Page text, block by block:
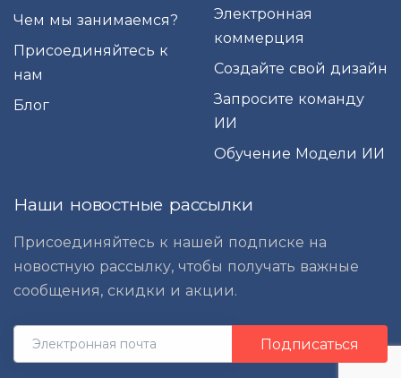
Чем мы занимаемся?
Присоединяйтесь к
нам
Блог
Электронная
коммерция
Создайте свой дизайн
Запросите команду
ИИ
Обучение Модели ИИ
Наши новостные рассылки
Присоединяйтесь к нашей подписке на
новостную рассылку, чтобы получать важные
сообщения, скидки и акции.
Подписаться